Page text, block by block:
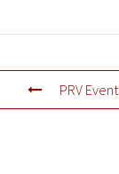
PRV Event